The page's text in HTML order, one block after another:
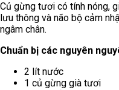
Củ gừng tươi có tính nóng,
lưu thông và não bộ cảm
ngâm chân.
Chuẩn bị các nguyên
2 lít nước
1 củ gừng già tươi